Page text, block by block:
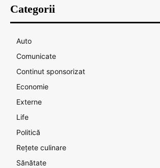
Categorii
Auto
Comunicate
Continut sponsorizat
Economie
Externe
Life
Politică
Rețete culinare
Sănătate